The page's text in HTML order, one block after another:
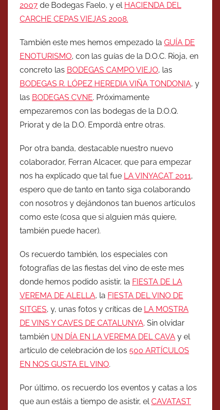
2007 de Bodegas Faelo, y el HACIENDA DEL
CARCHE CEPAS VIEJAS 2008.
También este mes hemos empezado la GUÍA DE
ENOTURISMO, con las guías de la D.O.C. Rioja, en
concreto las BODEGAS CAMPO VIEJO, las
BODEGAS R. LÓPEZ HEREDIA VIÑA TONDONIA, y
las BODEGAS CVNE. Próximamente
empezaremos con las bodegas de la D.O.Q.
Priorat y de la D.O. Empordà entre otras.
Por otra banda, destacable nuestro nuevo
colaborador, Ferran Alcacer, que para empezar
nos ha explicado que tal fue LA VINYACAT 2011,
espero que de tanto en tanto siga colaborando
con nosotros y dejándonos tan buenos artículos
como este (cosa que si alguien más quiere,
también puede hacer).
Os recuerdo también, los especiales con
fotografías de las fiestas del vino de este mes
donde hemos podido asistir, la FIESTA DE LA
VEREMA DE ALELLA, la FIESTA DEL VINO DE
SITGES, y, unas fotos y críticas de LA MOSTRA
DE VINS Y CAVES DE CATALUNYA. Sin olvidar
también UN DÍA EN LA VEREMA DEL CAVA y el
artículo de celebración de los 500 ARTÍCULOS
EN NOS GUSTA EL VINO.
Por último, os recuerdo los eventos y catas a los
que aun estáis a tiempo de asistir, elCAVATAST